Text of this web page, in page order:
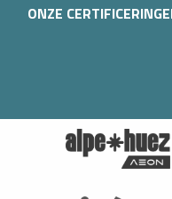
ONZE